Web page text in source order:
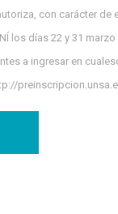
con carácter de
los días 22 y 31
a ingresar en